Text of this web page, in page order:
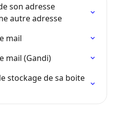
son adresse
autre adresse
mail
mail (Gandi)
stockage de sa boite